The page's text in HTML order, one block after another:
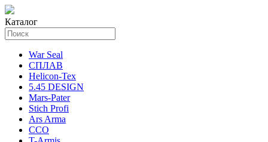
Каталог
War Seal
СПЛАВ
Helicon-Tex
5.45 DESIGN
Mars-Pater
Stich Profi
Ars Arma
ССО